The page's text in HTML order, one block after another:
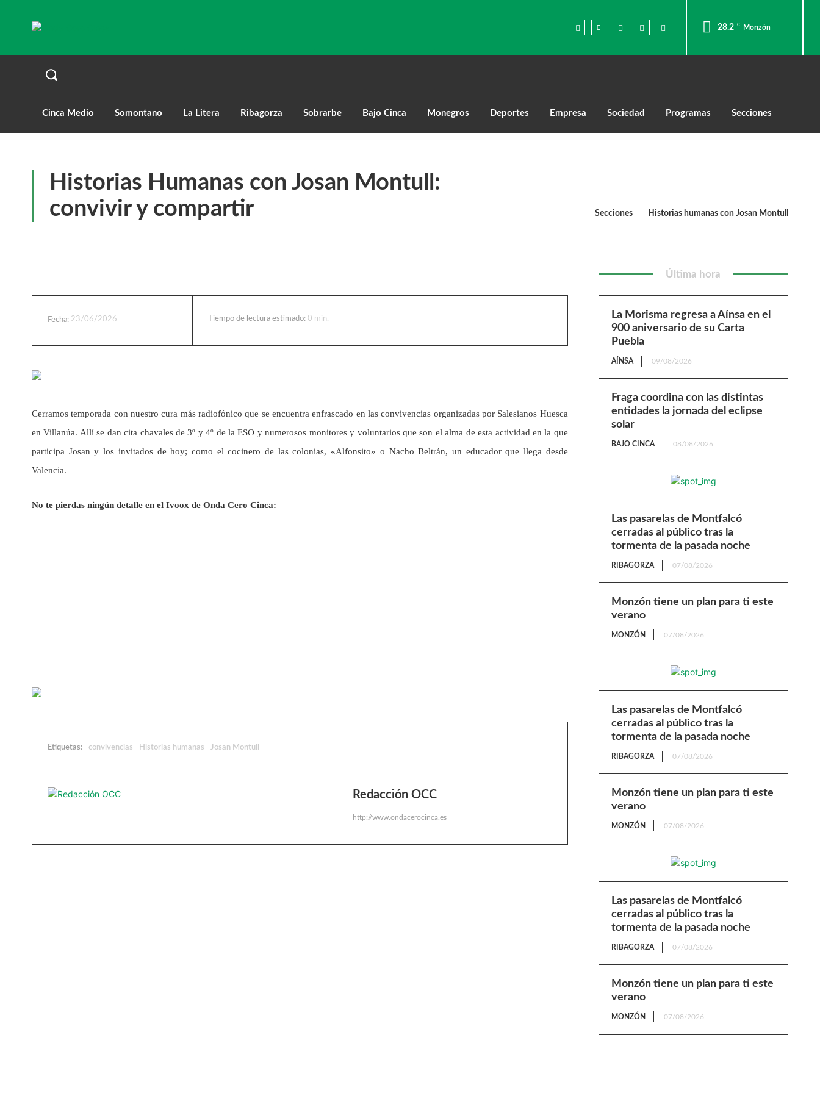
28.2 C Monzón
Cinca Medio Somontano La Litera Ribagorza Sobrarbe Bajo Cinca Monegros Deportes Empresa Sociedad Programas Secciones
Historias Humanas con Josan Montull:
convivir y compartir
Secciones Historias humanas con Josan Montull
Fecha: 23/06/2026 Tiempo de lectura estimado:0 min.
Cerramos temporada con nuestro cura más radiofónico que se encuentra enfrascado en las convivencias organizadas por Salesianos Huesca
en Villanúa. Allí se dan cita chavales de 3º y 4º de la ESO y numerosos monitores y voluntarios que son el alma de esta actividad en la que
participa Josan y los invitados de hoy; como el cocinero de las colonias, «Alfonsito» o Nacho Beltrán, un educador que llega desde
Valencia.
No te pierdas ningún detalle en el Ivoox de Onda Cero Cinca:
Etiquetas: convivencias Historias humanas Josan Montull
Redacción OCC
http://www.ondacerocinca.es
Última hora
La Morisma regresa a Aínsa en el
900 aniversario de su Carta
Puebla
AÍNSA 09/08/2026
Fraga coordina con las distintas
entidades la jornada del eclipse
solar
BAJO CINCA 08/08/2026
Las pasarelas de Montfalcó
cerradas al público tras la
tormenta de la pasada noche
RIBAGORZA 07/08/2026
Monzón tiene un plan para ti este
verano
MONZÓN 07/08/2026
Las pasarelas de Montfalcó
cerradas al público tras la
tormenta de la pasada noche
RIBAGORZA 07/08/2026
Monzón tiene un plan para ti este
verano
MONZÓN 07/08/2026
Las pasarelas de Montfalcó
cerradas al público tras la
tormenta de la pasada noche
RIBAGORZA 07/08/2026
Monzón tiene un plan para ti este
verano
MONZÓN 07/08/2026